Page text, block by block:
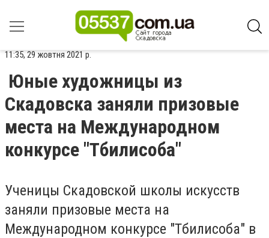
11:35, 29 жовтня 2021 р.
Юные художницы из
Скадовска заняли призовые
места на Международном
конкурсе "Тбилисоба"
Ученицы Скадовской школы искусств
заняли призовые места на
Международном конкурсе "Тбилисоба" в